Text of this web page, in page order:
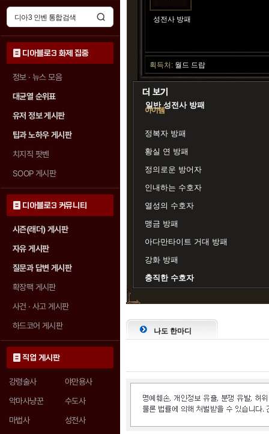
디아블로3 화제 집중
정보 · 뉴스 모음
대균열 순위표
유저 정보 게시판
팁과 노하우 게시판
치지직 팟벤
SOOP 게시판
디아블로3 커뮤니티
시즌(래더) 게시판
자유 게시판
질문과 답변 게시판
확장팩 게시판
사건 · 사고 게시판
하드코어 게시판
직업 게시판
강령술사
야만용사
악마사냥꾼
수도사
마법사
성전사
성전사 방패
획득처: 월드 드랍
일반 성전사 방패
아이템
정복자 방패
황실 연 방패
정의로운 방어자
인내하는 수호자
열성의 수호자
맹금 방패
아다만타이트 거대 방패
강화 방패
충직한 수호자
나도 한마디